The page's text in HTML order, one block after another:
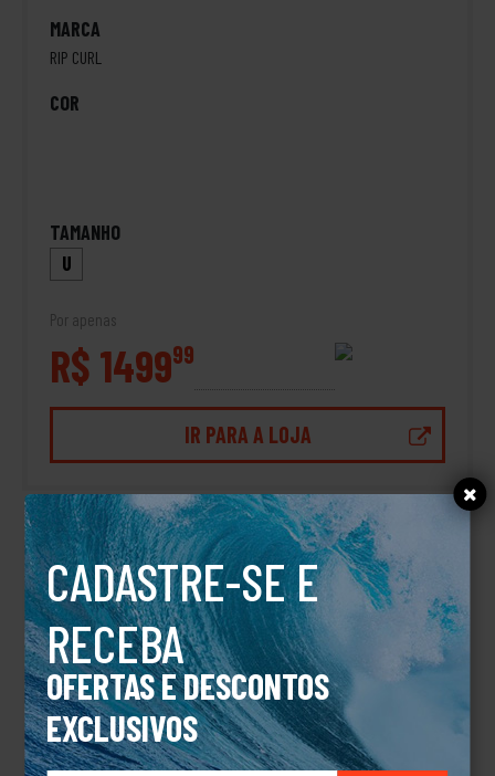
CADASTRE-SE E
RECEBA
OFERTAS E DESCONTOS
EXCLUSIVOS
MARCA
RIP CURL
COR
TAMANHO
U
Por apenas
R$ 149999
IR PARA A LOJA
DESCRIÇÃO
Relógio Rip Curl Kauai Tide Peach
TALVEZ VOCÊ TAMBÉM GOSTE